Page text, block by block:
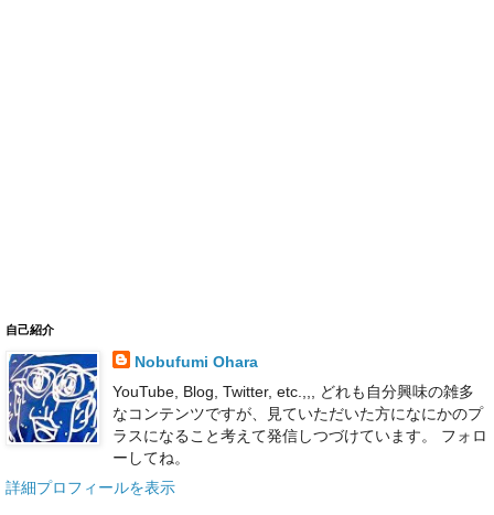
自己紹介
Nobufumi Ohara
YouTube, Blog, Twitter, etc.,,, どれも自分興味の雑多
なコンテンツですが、見ていただいた方になにかのプ
ラスになること考えて発信しつづけています。 フォロ
ーしてね。
詳細プロフィールを表示